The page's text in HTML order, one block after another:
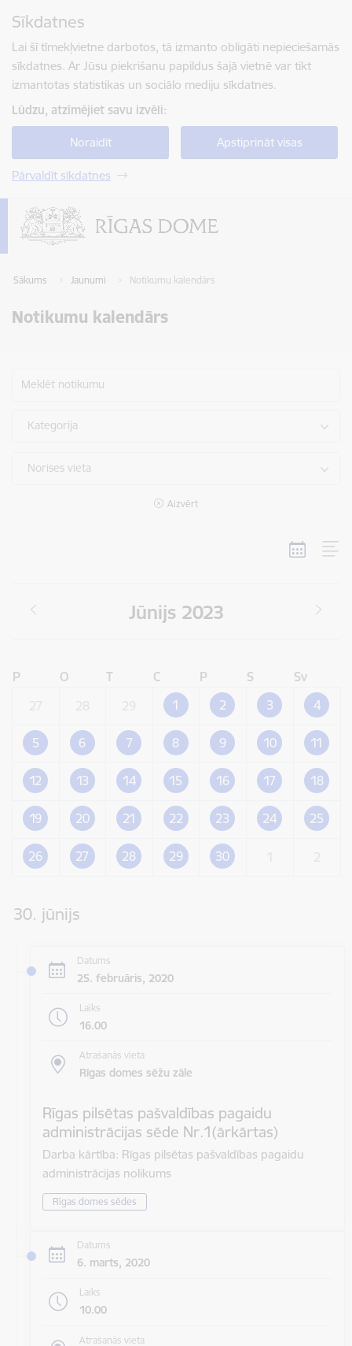
Sīkdatnes
Lai šī tīmekļvietne darbotos, tā izmanto obligāti nepieciešamās
sīkdatnes. Ar Jūsu piekrišanu papildus šajā vietnē var tikt
izmantotas statistikas un sociālo mediju sīkdatnes.
Lūdzu, atzīmējiet savu izvēli:
Noraidīt Apstiprināt visas
Pārvaldīt sīkdatnes
Sākums Jaunumi Notikumu kalendārs
Notikumu kalendārs
Meklēt notikumu
Kategorija
Norises vieta
Aizvērt
Jūnijs 2023
P O T C P S
Sv
1 2 3 4
5 6 7 8 9 10 11
12 13 14 15 16 17 18
19 20 21 22 23 24 25
26 27 28 29 30
30. jūnijs
Datums
25. februāris, 2020
Laiks
16.00
Atrašanās vieta
Rīgas domes sēžu zāle
Rīgas pilsētas pašvaldības pagaidu
administrācijas sēde Nr.1(ārkārtas)
Darba kārtība: Rīgas pilsētas pašvaldības pagaidu
administrācijas nolikums
Rīgas domes sēdes
Datums
6. marts, 2020
Laiks
10.00
Atrašanās vieta